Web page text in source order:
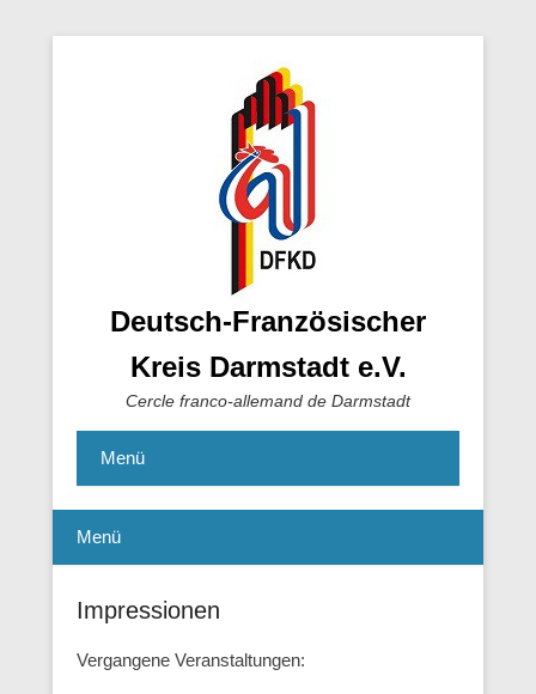
Deutsch-Französischer
Kreis Darmstadt e.V.
Cercle franco-allemand de Darmstadt
Menü
Menü
Impressionen
Vergangene Veranstaltungen: